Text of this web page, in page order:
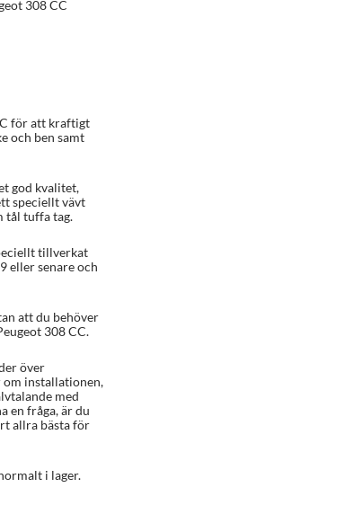
308 CC
för att kraftigt
och ben samt
god kvalitet,
speciellt vävt
tål tuffa tag.
tillverkat
eller senare och
att du behöver
308 CC.
över
om installationen,
med
en fråga, är du
allra bästa för
i lager.